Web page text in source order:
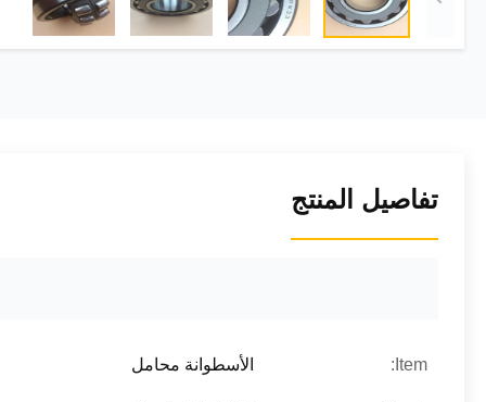
تفاصيل المنتج
Item: الأسطوانة محامل